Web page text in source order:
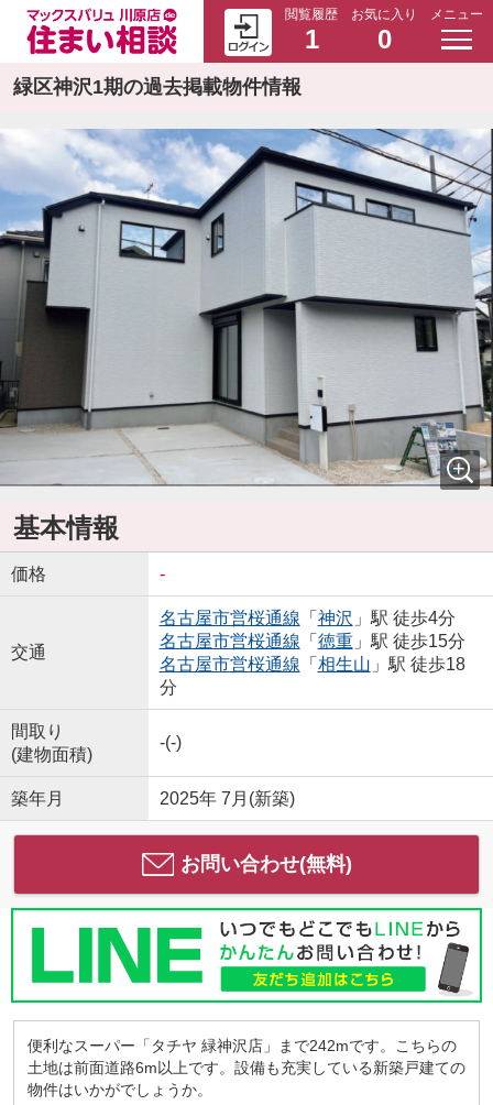
閲覧履歴
1
お気に入り
0
メニュー
緑区神沢1期の過去掲載物件情報
基本情報
価格 -
交通
名古屋市営桜通線 「 神沢 」駅 徒歩4分
名古屋市営桜通線 「 徳重」駅 徒歩15分
名古屋市営桜通線 「 相生山 」駅 徒歩18
分
間取り
(建物面積)
-(-)
築年月 2025年 7月(新築)
お問い合わせ(無料)
便利なスーパー「タチヤ 緑神沢店」まで242mです。こちらの
土地は前面道路6m以上です。設備も充実している新築戸建ての
物件はいかがでしょうか。